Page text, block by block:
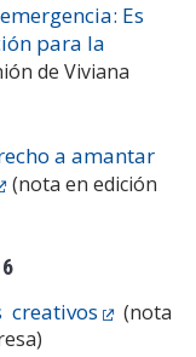
Es
para la
de Viviana
a amantar
(nota en edición
creativos
(nota